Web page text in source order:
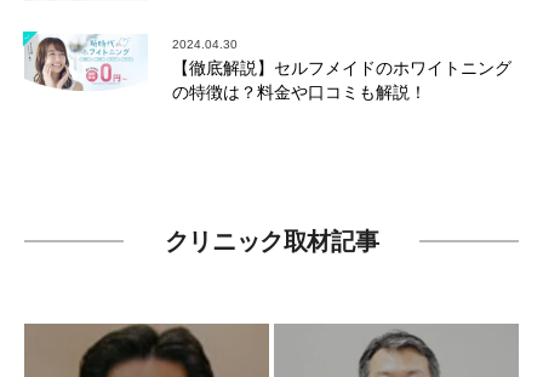
2024.04.30
【徹底解説】セルフメイドのホワイトニング
の特徴は？料金や口コミも解説！
クリニック取材記事